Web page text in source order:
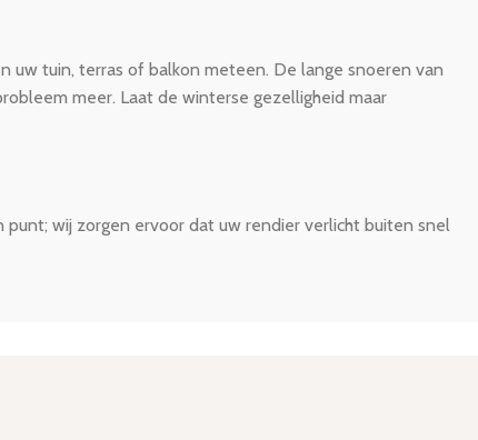
uw tuin, terras of balkon meteen. De lange snoeren van
meer. Laat de winterse gezelligheid maar
punt; wij zorgen ervoor dat uw rendier verlicht buiten snel